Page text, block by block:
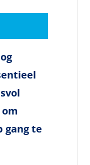
gang te